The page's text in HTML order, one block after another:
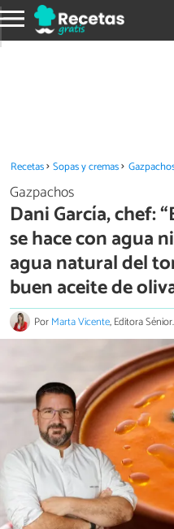
Recetas Sopas y cremas
Gazpachos
Dani García, chef:
se hace con agua
agua natural del
buen aceite de
PorMarta Vicente, Editora Sénior.